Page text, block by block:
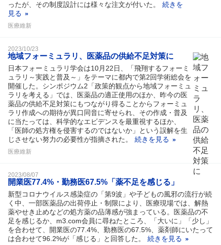
ったが、その制度設計には様々な注文が付いた。
続きを
見る
医療維新
2023/10/23
地域フォーミュラリ、医薬品の供給不足対策に
日本フォーミュラリ学会は10月22日、「飛翔するフォーミ
ュラリ～実践と普及～」をテーマに都内で第2回学術総会を
開催した。シンポジウム2「政策的観点から地域フォーミュ
ラリを考える」では、医薬品の適正使用のほか、昨今の医
薬品の供給不足対策にもつながり得ることからフォーミュ
ラリ作成への期待が異口同音に寄せられ、その作成・普及
に当たっては、科学的なエビデンスを最重視するほか、
「医師の処方権を侵害するのではないか」という誤解を生
じさせない努力の必要性が指摘された。
続きを見る
医療維新
2023/08/07
開業医77.4%・勤務医67.5%「薬不足を感じる」
新型コロナウイルス感染症の「第9波」や子どもの風邪の流行が続
く中、一部医薬品の出荷停止・制限により、医療現場では、解熱
薬やせき止めなどの処方薬の品薄感が強まっている。医薬品の不
足を感じるか、m3.com会員に尋ねたところ、「大いに」「少し」
を合わせて、開業医の77.4%、勤務医の67.5%、薬剤師にいたって
は合わせて96.2%が「感じる」と回答した。
続きを見る